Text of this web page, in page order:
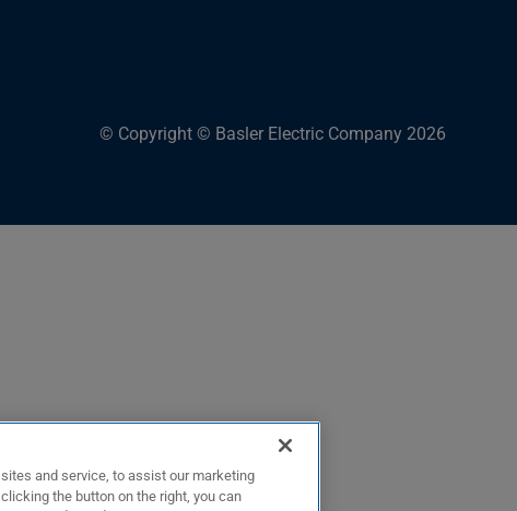
© Copyright © Basler Electric Company 2026
and service, to assist our marketing
the button on the right, you can